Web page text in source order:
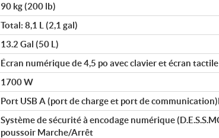
90 kg (200 lb)
Total: 8,1 L (2,1 gal)
13.2 Gal (50 L)
Écran numérique de 4,5 po avec clavier et écran
1700 W
Port USB A (port de charge et port de
Système de sécurité à encodage numérique
poussoir Marche/Arrêt